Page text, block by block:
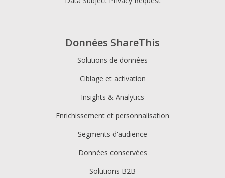
Données ShareThis
Solutions de données
Ciblage et activation
Insights & Analytics
Enrichissement et personnalisation
Segments d'audience
Données conservées
Solutions B2B